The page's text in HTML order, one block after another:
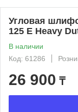
Угловая
125 E Heavy
В наличии
Код: 61286
26 900 ₸